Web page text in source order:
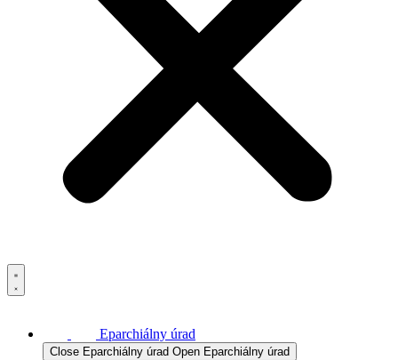
Eparchiálny úrad
Close Eparchiálny úrad Open Eparchiálny úrad